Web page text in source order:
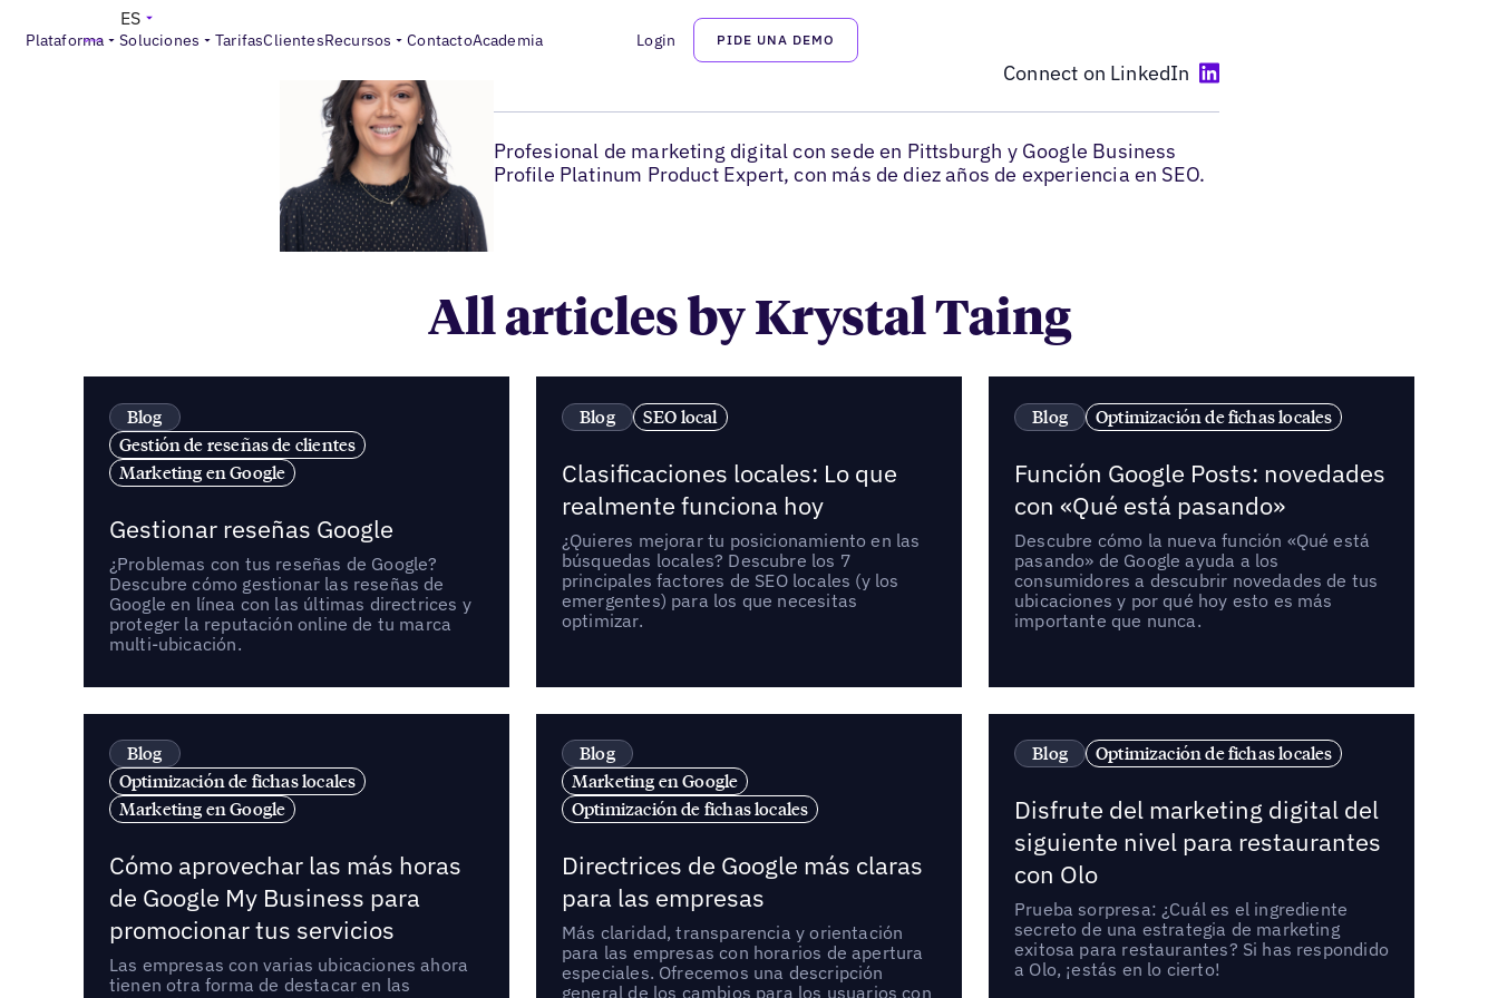
Plataforma Soluciones TarifasClientesRecursos ContactoAcademia Login PIDE UNA DEMO
ES
Krystal Taing
Connect on LinkedIn
Profesional de marketing digital con sede en Pittsburgh y Google Business
Profile Platinum Product Expert, con más de diez años de experiencia en SEO.
All articles by Krystal Taing
Blog
Gestión de reseñas de clientes
Marketing en Google
Gestionar reseñas Google
¿Problemas con tus reseñas de Google?
Descubre cómo gestionar las reseñas de
Google en línea con las últimas directrices y
proteger la reputación online de tu marca
multi-ubicación.
Blog SEO local
Clasificaciones locales: Lo que
realmente funciona hoy
¿Quieres mejorar tu posicionamiento en las
búsquedas locales? Descubre los 7
principales factores de SEO locales (y los
emergentes) para los que necesitas
optimizar.
Blog Optimización de fichas locales
Función Google Posts: novedades
con «Qué está pasando»
Descubre cómo la nueva función «Qué está
pasando» de Google ayuda a los
consumidores a descubrir novedades de tus
ubicaciones y por qué hoy esto es más
importante que nunca.
Blog
Optimización de fichas locales
Marketing en Google
Cómo aprovechar las más horas
de Google My Business para
promocionar tus servicios
Las empresas con varias ubicaciones ahora
tienen otra forma de destacar en las
Blog
Marketing en Google
Optimización de fichas locales
Directrices de Google más claras
para las empresas
Más claridad, transparencia y orientación
para las empresas con horarios de apertura
especiales. Ofrecemos una descripción
general de los cambios para los usuarios con
Blog Optimización de fichas locales
Disfrute del marketing digital del
siguiente nivel para restaurantes
con Olo
Prueba sorpresa: ¿Cuál es el ingrediente
secreto de una estrategia de marketing
exitosa para restaurantes? Si has respondido
a Olo, ¡estás en lo cierto!